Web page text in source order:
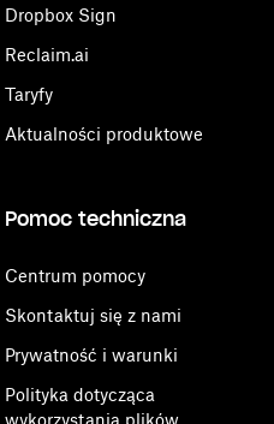
Dropbox Sign
Reclaim.ai
Taryfy
Aktualności produktowe
Pomoc techniczna
Centrum pomocy
Skontaktuj się z nami
Prywatność i warunki
Polityka dotycząca
wykorzystania plików